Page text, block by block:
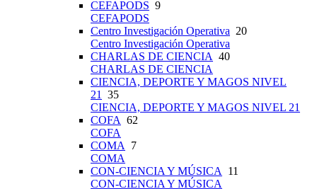
CEFAPODS 9
CEFAPODS
Centro Investigación Operativa 20
Centro Investigación Operativa
CHARLAS DE CIENCIA 40
CHARLAS DE CIENCIA
CIENCIA, DEPORTE Y MAGOS NIVEL
21 35
CIENCIA, DEPORTE Y MAGOS NIVEL 21
COFA 62
COFA
COMA 7
COMA
CON-CIENCIA Y MÚSICA 11
CON-CIENCIA Y MÚSICA